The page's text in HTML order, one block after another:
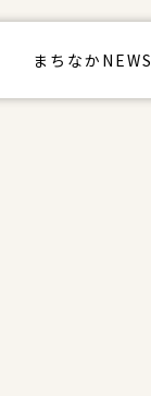
まちなかNEWS